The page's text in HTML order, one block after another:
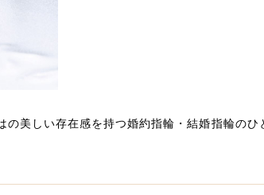
美しい存在感を持つ婚約指輪・結婚指輪のひ